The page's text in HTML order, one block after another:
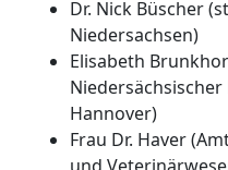
Dr. Nick Büscher
Niedersachsen)
Elisabeth
Hannover)
Frau Dr. Haver